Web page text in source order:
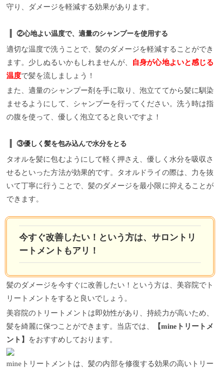
守り、ダメージを軽減する効果があります。
②心地よい温度で、適量のシャンプーを使用する
適切な温度で洗うことで、髪のダメージを軽減することができ
ます。少しぬるいかもしれませんが、
自身が心地よいと感じる
温度で髪を流しましょう！
また、適量のシャンプー剤を手に取り、泡立ててから髪に馴染
ませるようにして、シャンプーを行ってください。洗う時は指
の腹を使って、優しく泡立てると良いですよ！
③優しく髪を包み込んで水分をとる
タオルを髪に包むようにして軽く押さえ、優しく水分を吸収さ
せるといった方法が効果的です。タオルドライの際は、力を抜
いて丁寧に行うことで、髪のダメージを最小限に抑えることが
できます。
今すぐ改善したい！という方は、サロントリ
ートメントもアリ！
髪のダメージを今すぐに改善したい！という方は、美容院でト
リートメントをすると良いでしょう。
美容院のトリートメントは即効性があり、持続力が高いため、
髪を綺麗に保つことができます。当店では、
【mineトリートメ
ント】
をおすすめしております。
mineトリートメントは、髪の内部を修復する効果の高いトリー